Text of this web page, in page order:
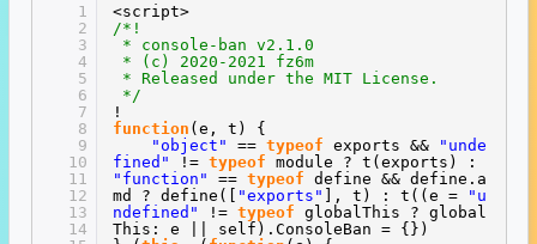
1
2
3
4
5
6
7
8
9
10
11
12
13
14
<script>
/*!
* console-ban v2.1.0
* (c) 2020-2021 fz6m
* Released under the MIT License.
*/
!
function (e, t) {
"object"
== typeof exports &&
"unde
fined"
!= typeof module ? t(exports) :
"function"
== typeof define && define.a
md ? define([
"exports" ], t) : t((e =
"u
ndefined"
!= typeof globalThis ? global
This: e || self).ConsoleBan = {})